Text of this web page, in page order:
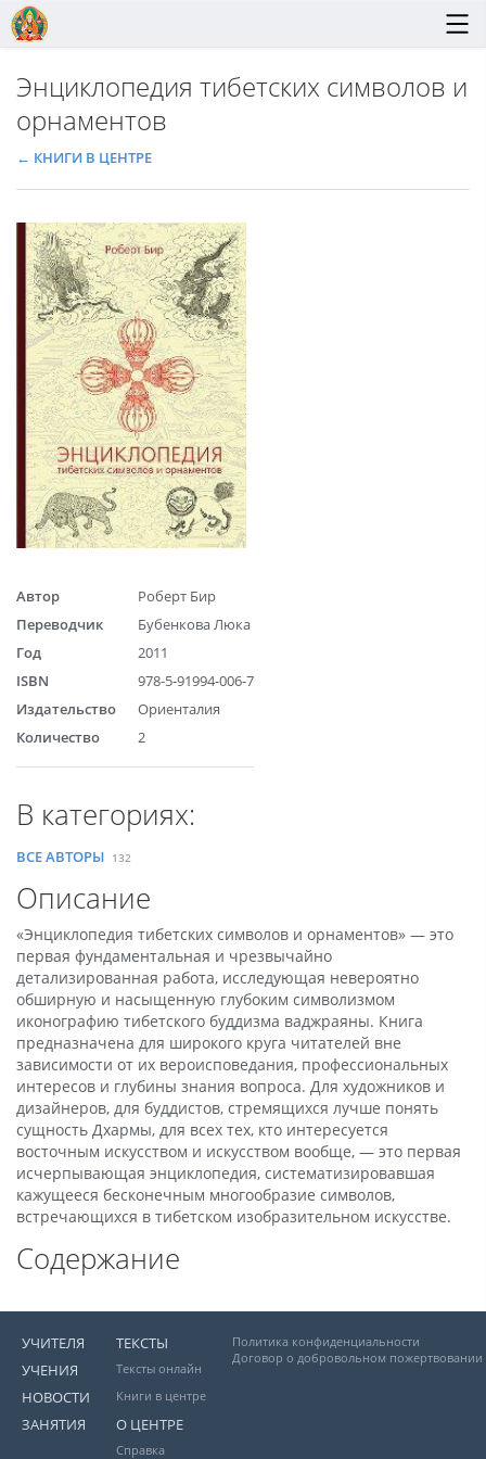
Энциклопедия тибетских символов и
орнаментов
← КНИГИ В ЦЕНТРЕ
Автор
Роберт Бир
Переводчик
Бубенкова Люка
Год
2011
ISBN
978-5-91994-006-7
Издательство
Ориенталия
Количество
2
В категориях:
ВСЕ АВТОРЫ 132
Описание
«Энциклопедия тибетских символов и орнаментов» — это
первая фундаментальная и чрезвычайно
детализированная работа, исследующая невероятно
обширную и насыщенную глубоким символизмом
иконографию тибетского буддизма ваджраяны. Книга
предназначена для широкого круга читателей вне
зависимости от их вероисповедания, профессиональных
интересов и глубины знания вопроса. Для художников и
дизайнеров, для буддистов, стремящихся лучше понять
сущность Дхармы, для всех тех, кто интересуется
восточным искусством и искусством вообще, — это первая
исчерпывающая энциклопедия, систематизировавшая
кажущееся бесконечным многообразие символов,
встречающихся в тибетском изобразительном искусстве.
Cодержание
УЧИТЕЛЯ
УЧЕНИЯ
НОВОСТИ
ЗАНЯТИЯ
ТЕКСТЫ
Тексты онлайн
Книги в центре
О ЦЕНТРЕ
Справка
Политика конфиденциальности
Договор о добровольном пожертвовании